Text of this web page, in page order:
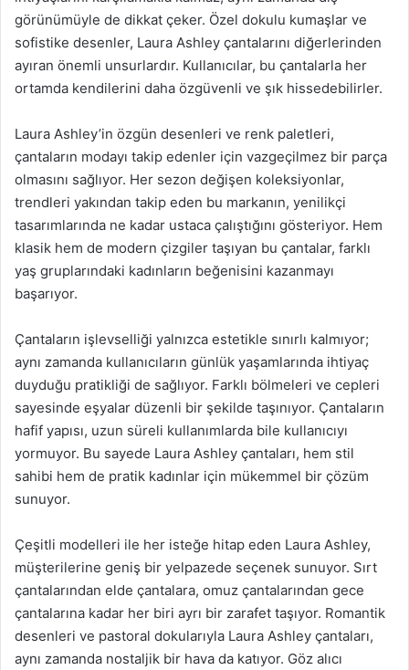
görünümüyle de dikkat çeker. Özel dokulu kumaşlar ve
sofistike desenler, Laura Ashley çantalarını diğerlerinden
ayıran önemli unsurlardır. Kullanıcılar, bu çantalarla her
ortamda kendilerini daha özgüvenli ve şık hissedebilirler.
Laura Ashley’in özgün desenleri ve renk paletleri,
çantaların modayı takip edenler için vazgeçilmez bir parça
olmasını sağlıyor. Her sezon değişen koleksiyonlar,
trendleri yakından takip eden bu markanın, yenilikçi
tasarımlarında ne kadar ustaca çalıştığını gösteriyor. Hem
klasik hem de modern çizgiler taşıyan bu çantalar, farklı
yaş gruplarındaki kadınların beğenisini kazanmayı
başarıyor.
Çantaların işlevselliği yalnızca estetikle sınırlı kalmıyor;
aynı zamanda kullanıcıların günlük yaşamlarında ihtiyaç
duyduğu pratikliği de sağlıyor. Farklı bölmeleri ve cepleri
sayesinde eşyalar düzenli bir şekilde taşınıyor. Çantaların
hafif yapısı, uzun süreli kullanımlarda bile kullanıcıyı
yormuyor. Bu sayede Laura Ashley çantaları, hem stil
sahibi hem de pratik kadınlar için mükemmel bir çözüm
sunuyor.
Çeşitli modelleri ile her isteğe hitap eden Laura Ashley,
müşterilerine geniş bir yelpazede seçenek sunuyor. Sırt
çantalarından elde çantalara, omuz çantalarından gece
çantalarına kadar her biri ayrı bir zarafet taşıyor. Romantik
desenleri ve pastoral dokularıyla Laura Ashley çantaları,
aynı zamanda nostaljik bir hava da katıyor. Göz alıcı